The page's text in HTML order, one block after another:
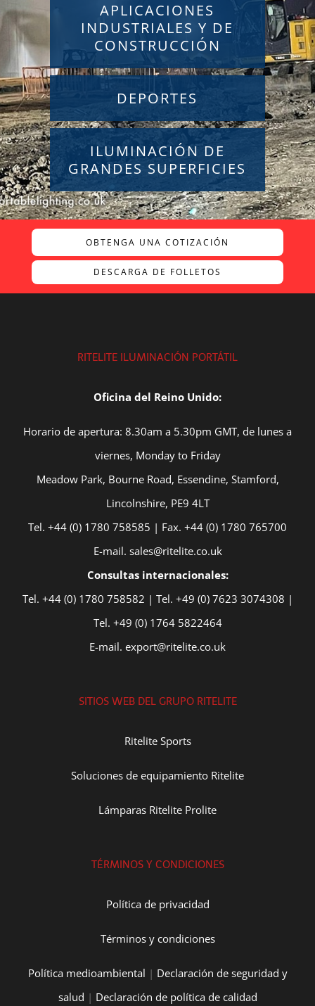
APLICACIONES
INDUSTRIALES Y DE
CONSTRUCCIÓN
DEPORTES
ILUMINACIÓN DE
GRANDES SUPERFICIES
OBTENGA UNA COTIZACIÓN
DESCARGA DE FOLLETOS
RITELITE ILUMINACIÓN PORTÁTIL
Oficina del Reino Unido:
Horario de apertura: 8.30am a 5.30pm GMT, de lunes a
viernes, Monday to Friday
Meadow Park, Bourne Road, Essendine, Stamford,
Lincolnshire, PE9 4LT
Tel. +44 (0) 1780 758585 | Fax. +44 (0) 1780 765700
E-mail. sales@ritelite.co.uk
Consultas internacionales:
Tel. +44 (0) 1780 758582 | Tel. +49 (0) 7623 3074308 |
Tel. +49 (0) 1764 5822464
E-mail. export@ritelite.co.uk
SITIOS WEB DEL GRUPO RITELITE
Ritelite Sports
Soluciones de equipamiento Ritelite
Lámparas Ritelite Prolite
TÉRMINOS Y CONDICIONES
Política de privacidad
Términos y condiciones
Política medioambiental | Declaración de seguridad y
salud | Declaración de política de calidad